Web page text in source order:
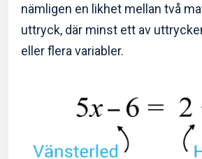
nämligen en likhet mellan två
uttryck, där minst ett av
eller flera variabler.